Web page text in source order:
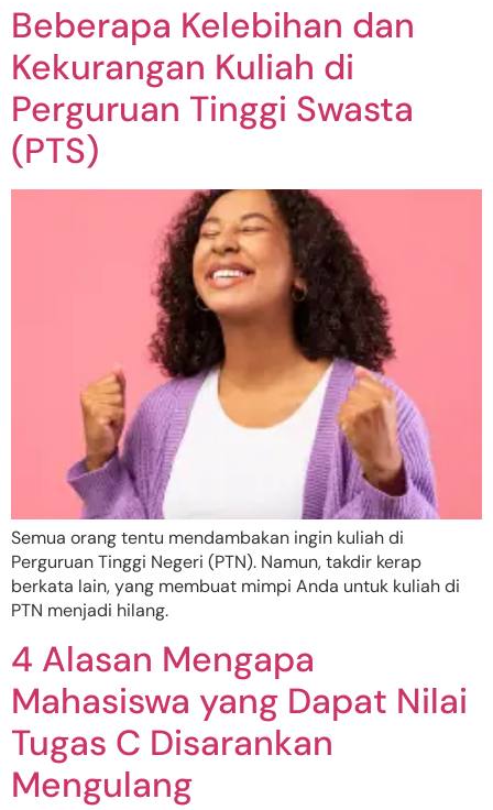
Beberapa Kelebihan dan
Kekurangan Kuliah di
Perguruan Tinggi Swasta
(PTS)
Semua orang tentu mendambakan ingin kuliah di
Perguruan Tinggi Negeri (PTN). Namun, takdir kerap
berkata lain, yang membuat mimpi Anda untuk kuliah di
PTN menjadi hilang.
4 Alasan Mengapa
Mahasiswa yang Dapat Nilai
Tugas C Disarankan
Mengulang